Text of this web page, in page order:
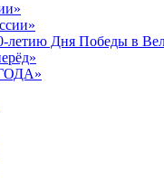
Дня Победы в